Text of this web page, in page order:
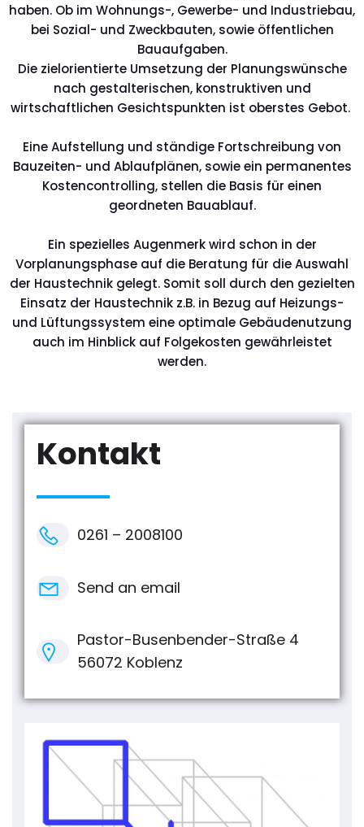
haben. Ob im Wohnungs-, Gewerbe- und Industriebau,
bei Sozial- und Zweckbauten, sowie öffentlichen
Bauaufgaben.
Die zielorientierte Umsetzung der Planungswünsche
nach gestalterischen, konstruktiven und
wirtschaftlichen Gesichtspunkten ist oberstes Gebot.
Eine Aufstellung und ständige Fortschreibung von
Bauzeiten- und Ablaufplänen, sowie ein permanentes
Kostencontrolling, stellen die Basis für einen
geordneten Bauablauf.
Ein spezielles Augenmerk wird schon in der
Vorplanungsphase auf die Beratung für die Auswahl
der Haustechnik gelegt. Somit soll durch den gezielten
Einsatz der Haustechnik z.B. in Bezug auf Heizungs-
und Lüftungssystem eine optimale Gebäudenutzung
auch im Hinblick auf Folgekosten gewährleistet
werden.
Kontakt
0261 – 2008100
Send an email
Pastor-Busenbender-Straße 4
56072 Koblenz